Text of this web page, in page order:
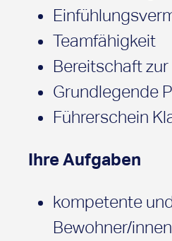
Teamfähigkeit
Bereitschaft
Grundlegende
Führerschein
Ihre Aufgaben
kompetente
Bewohner/